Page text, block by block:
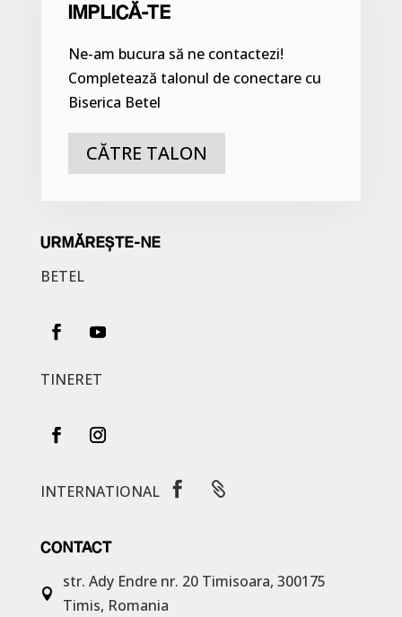
IMPLICĂ-TE
Ne-am bucura să ne contactezi!
Completează talonul de conectare cu
Biserica Betel
CĂTRE TALON
URMĂREȘTE-NE
BETEL
TINERET
INTERNATIONAL  
CONTACT

str. Ady Endre nr. 20 Timisoara, 300175
Timis, Romania